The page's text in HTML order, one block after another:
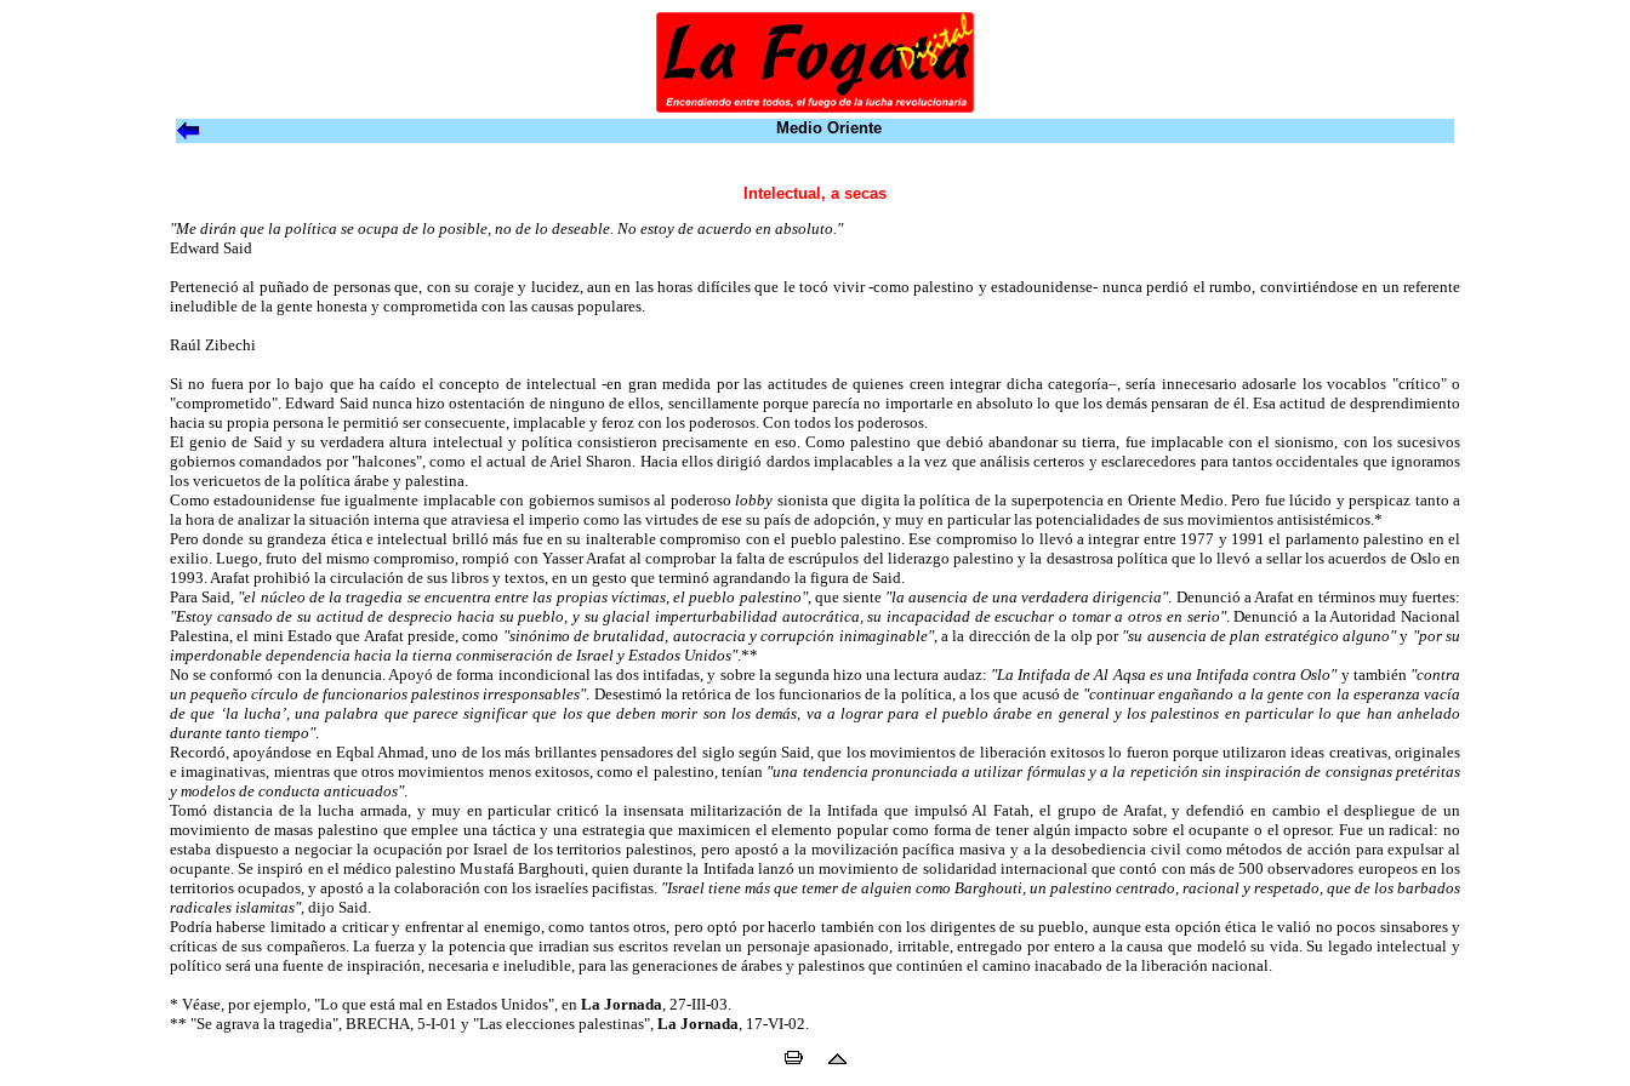
Medio Oriente
Intelectual, a secas
"Me dirán que la política se ocupa de lo posible, no de lo deseable. No estoy de acuerdo en absoluto."
Edward Said
Perteneció al puñado de personas que, con su coraje y lucidez, aun en las horas difíciles que le tocó vivir -como palestino y estadounidense- nunca perdió el rumbo, convirtiéndose en un referente
ineludible de la gente honesta y comprometida con las causas populares.
Raúl Zibechi
Si no fuera por lo bajo que ha caído el concepto de intelectual -en gran medida por las actitudes de quienes creen integrar dicha categoría–, sería innecesario adosarle los vocablos "crítico" o
"comprometido". Edward Said nunca hizo ostentación de ninguno de ellos, sencillamente porque parecía no importarle en absoluto lo que los demás pensaran de él. Esa actitud de desprendimiento
hacia su propia persona le permitió ser consecuente, implacable y feroz con los poderosos. Con todos los poderosos.
El genio de Said y su verdadera altura intelectual y política consistieron precisamente en eso. Como palestino que debió abandonar su tierra, fue implacable con el sionismo, con los sucesivos
gobiernos comandados por "halcones", como el actual de Ariel Sharon. Hacia ellos dirigió dardos implacables a la vez que análisis certeros y esclarecedores para tantos occidentales que ignoramos
los vericuetos de la política árabe y palestina.
Como estadounidense fue igualmente implacable con gobiernos sumisos al poderoso lobby sionista que digita la política de la superpotencia en Oriente Medio. Pero fue lúcido y perspicaz tanto a
la hora de analizar la situación interna que atraviesa el imperio como las virtudes de ese su país de adopción, y muy en particular las potencialidades de sus movimientos antisistémicos.*
Pero donde su grandeza ética e intelectual brilló más fue en su inalterable compromiso con el pueblo palestino. Ese compromiso lo llevó a integrar entre 1977 y 1991 el parlamento palestino en el
exilio. Luego, fruto del mismo compromiso, rompió con Yasser Arafat al comprobar la falta de escrúpulos del liderazgo palestino y la desastrosa política que lo llevó a sellar los acuerdos de Oslo en
1993. Arafat prohibió la circulación de sus libros y textos, en un gesto que terminó agrandando la figura de Said.
Para Said, "el núcleo de la tragedia se encuentra entre las propias víctimas, el pueblo palestino", que siente "la ausencia de una verdadera dirigencia". Denunció a Arafat en términos muy fuertes:
"Estoy cansado de su actitud de desprecio hacia su pueblo, y su glacial imperturbabilidad autocrática, su incapacidad de escuchar o tomar a otros en serio". Denunció a la Autoridad Nacional
Palestina, el mini Estado que Arafat preside, como "sinónimo de brutalidad, autocracia y corrupción inimaginable", a la dirección de la olp por "su ausencia de plan estratégico alguno"y "por su
imperdonable dependencia hacia la tierna conmiseración de Israel y Estados Unidos".**
No se conformó con la denuncia. Apoyó de forma incondicional las dos intifadas, y sobre la segunda hizo una lectura audaz: "La Intifada de Al Aqsa es una Intifada contra Oslo"y también "contra
un pequeño círculo de funcionarios palestinos irresponsables". Desestimó la retórica de los funcionarios de la política, a los que acusó de "continuar engañando a la gente con la esperanza vacía
de que ‘la lucha’, una palabra que parece significar que los que deben morir son los demás, va a lograr para el pueblo árabe en general y los palestinos en particular lo que han anhelado
durante tanto tiempo".
Recordó, apoyándose en Eqbal Ahmad, uno de los más brillantes pensadores del siglo según Said, que los movimientos de liberación exitosos lo fueron porque utilizaron ideas creativas, originales
e imaginativas, mientras que otros movimientos menos exitosos, como el palestino, tenían "una tendencia pronunciada a utilizar fórmulas y a la repetición sin inspiración de consignas pretéritas
y modelos de conducta anticuados".
Tomó distancia de la lucha armada, y muy en particular criticó la insensata militarización de la Intifada que impulsó Al Fatah, el grupo de Arafat, y defendió en cambio el despliegue de un
movimiento de masas palestino que emplee una táctica y una estrategia que maximicen el elemento popular como forma de tener algún impacto sobre el ocupante o el opresor. Fue un radical: no
estaba dispuesto a negociar la ocupación por Israel de los territorios palestinos, pero apostó a la movilización pacífica masiva y a la desobediencia civil como métodos de acción para expulsar al
ocupante. Se inspiró en el médico palestino Mustafá Barghouti, quien durante la Intifada lanzó un movimiento de solidaridad internacional que contó con más de 500 observadores europeos en los
territorios ocupados, y apostó a la colaboración con los israelíes pacifistas. "Israel tiene más que temer de alguien como Barghouti, un palestino centrado, racional y respetado, que de los barbados
radicales islamitas", dijo Said.
Podría haberse limitado a criticar y enfrentar al enemigo, como tantos otros, pero optó por hacerlo también con los dirigentes de su pueblo, aunque esta opción ética le valió no pocos sinsabores y
críticas de sus compañeros. La fuerza y la potencia que irradian sus escritos revelan un personaje apasionado, irritable, entregado por entero a la causa que modeló su vida. Su legado intelectual y
político será una fuente de inspiración, necesaria e ineludible, para las generaciones de árabes y palestinos que continúen el camino inacabado de la liberación nacional.
* Véase, por ejemplo, "Lo que está mal en Estados Unidos", en La Jornada , 27-III-03.
** "Se agrava la tragedia", BRECHA, 5-I-01 y "Las elecciones palestinas", La Jornada , 17-VI-02.